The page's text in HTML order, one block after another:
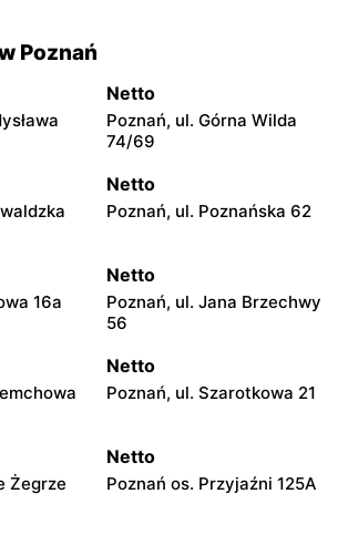
Poznań
Netto
Poznań, ul. Górna Wilda
74/69
Netto
Poznań, ul. Poznańska 62
16a
Netto
Poznań, ul. Jana Brzechwy
56
Netto
Poznań, ul. Szarotkowa 21
Żegrze
Netto
Poznań os. Przyjaźni 125A